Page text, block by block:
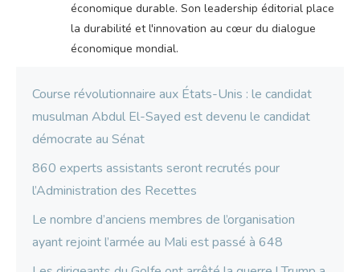
économique durable. Son leadership éditorial place
la durabilité et l'innovation au cœur du dialogue
économique mondial.
Course révolutionnaire aux États-Unis : le candidat
musulman Abdul El-Sayed est devenu le candidat
démocrate au Sénat
860 experts assistants seront recrutés pour
l’Administration des Recettes
Le nombre d’anciens membres de l’organisation
ayant rejoint l’armée au Mali est passé à 648